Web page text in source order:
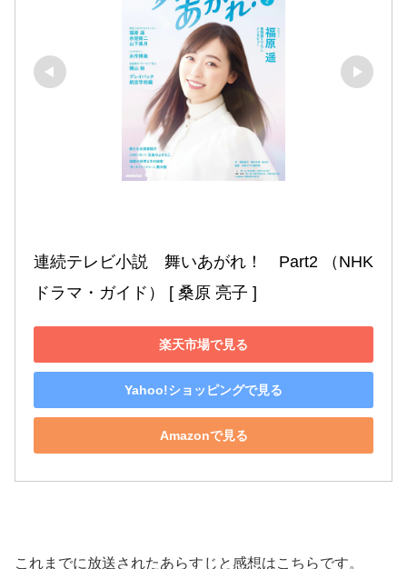
連続テレビ小説　舞いあがれ！　Part2 （NHK
ドラマ・ガイド） [ 桑原 亮子 ]
楽天市場で見る
Yahoo!ショッピングで見る
Amazonで見る
これまでに放送されたあらすじと感想はこちらです。